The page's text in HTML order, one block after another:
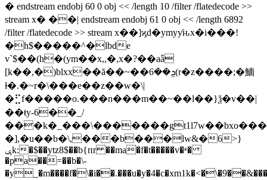
� endstream endobj 60 0 obj << /length 10 /filter /flatedecode >>
stream x� ��| endstream endobj 61 0 obj << /length 6892
/filter /flatedecode >> stream x��]ϗd�ymyƴԋx�i���!
�h$�����^�lbde
v`$��(h�(ym��x,,�,x�?��aǟ
[k��,�)blxx��ă��~��ܯ��6(r�z����;�鮞
ɫ�.�~r�\���e��z��w�\|
�⣋f�����o.���n���m��~��l��}ѯ�v��|
��ŧy-6��_/
�],�u��b�\,���b���lw&�6>}
ݷk:�$��ytz8$��b{пr ��ma�f�t�����v�ʶ�
�pa��=��b�\-